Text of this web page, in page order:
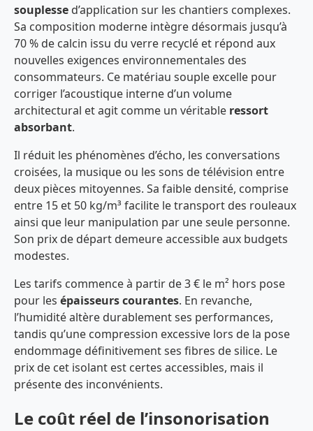
souplesse d’application sur les chantiers complexes.
Sa composition moderne intègre désormais jusqu’à
70 % de calcin issu du verre recyclé et répond aux
nouvelles exigences environnementales des
consommateurs. Ce matériau souple excelle pour
corriger l’acoustique interne d’un volume
architectural et agit comme un véritable ressort
absorbant.
Il réduit les phénomènes d’écho, les conversations
croisées, la musique ou les sons de télévision entre
deux pièces mitoyennes. Sa faible densité, comprise
entre 15 et 50 kg/m³ facilite le transport des rouleaux
ainsi que leur manipulation par une seule personne.
Son prix de départ demeure accessible aux budgets
modestes.
Les tarifs commence à partir de 3 € le m² hors pose
pour les épaisseurs courantes. En revanche,
l’humidité altère durablement ses performances,
tandis qu’une compression excessive lors de la pose
endommage définitivement ses fibres de silice. Le
prix de cet isolant est certes accessibles, mais il
présente des inconvénients.
Le coût réel de l’insonorisation